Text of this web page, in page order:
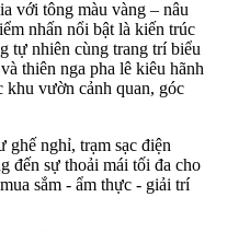
với tông màu vàng – nâu
nhấn nổi bật là kiến trúc
tự nhiên cùng trang trí biểu
thiên nga pha lê kiêu hãnh
khu vườn cảnh quan, góc
ghế nghỉ, trạm sạc điện
đến sự thoải mái tối đa cho
sắm - ẩm thực - giải trí